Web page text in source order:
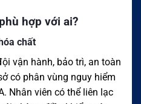
hợp với ai?
chất
vận hành, bảo trì, an toàn
có phân vùng nguy hiểm
Nhân viên có thể liên lạc